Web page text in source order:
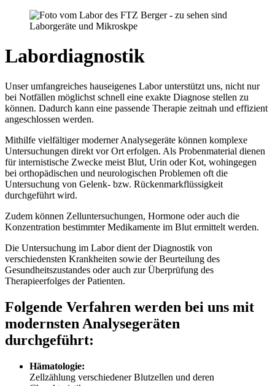
Labordiagnostik
Unser umfangreiches hauseigenes Labor unterstützt uns, nicht nur
bei Notfällen möglichst schnell eine exakte Diagnose stellen zu
können. Dadurch kann eine passende Therapie zeitnah und effizient
angeschlossen werden.
Mithilfe vielfältiger moderner Analysegeräte können komplexe
Untersuchungen direkt vor Ort erfolgen. Als Probenmaterial dienen
für internistische Zwecke meist Blut, Urin oder Kot, wohingegen
bei orthopädischen und neurologischen Problemen oft die
Untersuchung von Gelenk- bzw. Rückenmarkflüssigkeit
durchgeführt wird.
Zudem können Zelluntersuchungen, Hormone oder auch die
Konzentration bestimmter Medikamente im Blut ermittelt werden.
Die Untersuchung im Labor dient der Diagnostik von
verschiedensten Krankheiten sowie der Beurteilung des
Gesundheitszustandes oder auch zur Überprüfung des
Therapieerfolges der Patienten.
Folgende Verfahren werden bei uns mit
modernsten Analysegeräten
durchgeführt:
Hämatologie:
Zellzählung verschiedener Blutzellen und deren